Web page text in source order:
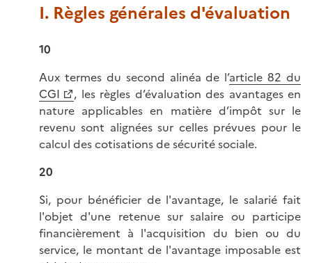
I. Règles générales d'évaluation
10
Aux termes du second alinéa de l’article 82 du
CGI
, les règles d’évaluation des avantages en
nature applicables en matière d’impôt sur le
revenu sont alignées sur celles prévues pour le
calcul des cotisations de sécurité sociale.
20
Si, pour bénéficier de l'avantage, le salarié fait
l'objet d'une retenue sur salaire ou participe
financièrement à l'acquisition du bien ou du
service, le montant de l'avantage imposable est